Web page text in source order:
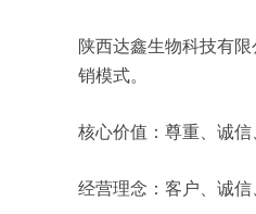
陕西达鑫生物科技有
销模式。
核心价值：尊重、诚
经营理念：客户、诚